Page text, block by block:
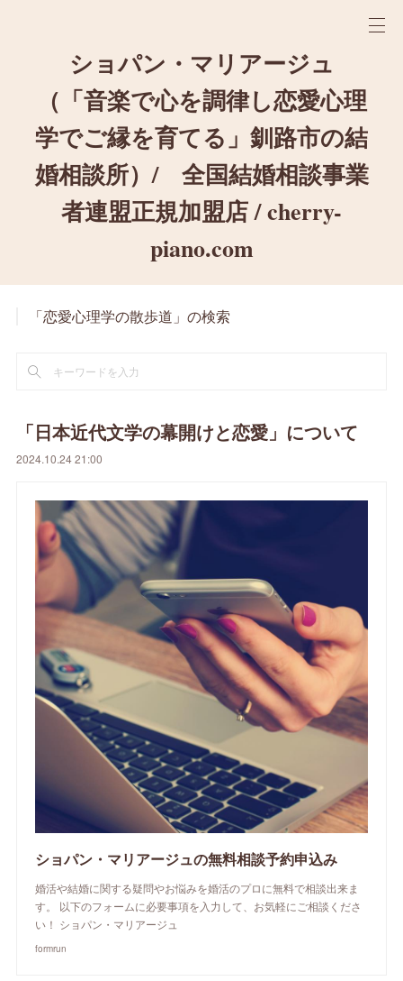
ショパン・マリアージュ
（「音楽で心を調律し恋愛心理
学でご縁を育てる」釧路市の結
婚相談所）/ 全国結婚相談事業
者連盟正規加盟店 / cherry-
piano.com
「恋愛心理学の散歩道」の検索
「日本近代文学の幕開けと恋愛」について
2024.10.24 21:00
ショパン・マリアージュの無料相談予約申込み
婚活や結婚に関する疑問やお悩みを婚活のプロに無料で相談出来ま
す。 以下のフォームに必要事項を入力して、お気軽にご相談くださ
い！ ショパン・マリアージュ
formrun